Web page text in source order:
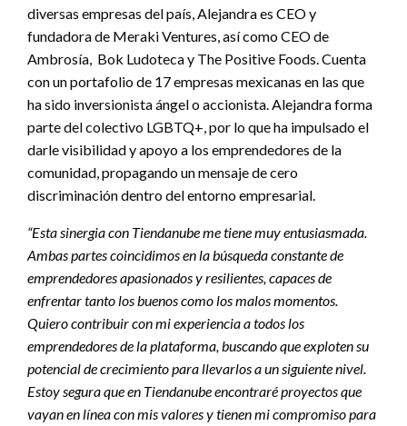
diversas empresas del país, Alejandra es CEO y
fundadora de Meraki Ventures, así como CEO de
Ambrosía, Bok Ludoteca y The Positive Foods. Cuenta
con un portafolio de 17 empresas mexicanas en las que
ha sido inversionista ángel o accionista. Alejandra forma
parte del colectivo LGBTQ+, por lo que ha impulsado el
darle visibilidad y apoyo a los emprendedores de la
comunidad, propagando un mensaje de cero
discriminación dentro del entorno empresarial.
“Esta sinergia con Tiendanube me tiene muy entusiasmada.
Ambas partes coincidimos en la búsqueda constante de
emprendedores apasionados y resilientes, capaces de
enfrentar tanto los buenos como los malos momentos.
Quiero contribuir con mi experiencia a todos los
emprendedores de la plataforma, buscando que exploten su
potencial de crecimiento para llevarlos a un siguiente nivel.
Estoy segura que en Tiendanube encontraré proyectos que
vayan en línea con mis valores y tienen mi compromiso para